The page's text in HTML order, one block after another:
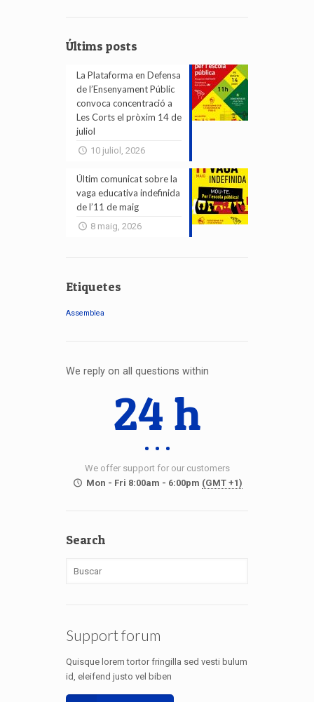
Últims posts
La Plataforma en Defensa
de l’Ensenyament Públic
convoca concentració a
Les Corts el pròxim 14 de
juliol
10 juliol, 2026
Últim comunicat sobre la
vaga educativa indefinida
de l’11 de maig
8 maig, 2026
Etiquetes
Assemblea
We reply on all questions within
24 h
We offer support for our customers
Mon - Fri 8:00am - 6:00pm (GMT +1)
Search
Support forum
Quisque lorem tortor fringilla sed vesti bulum
id, eleifend justo vel biben